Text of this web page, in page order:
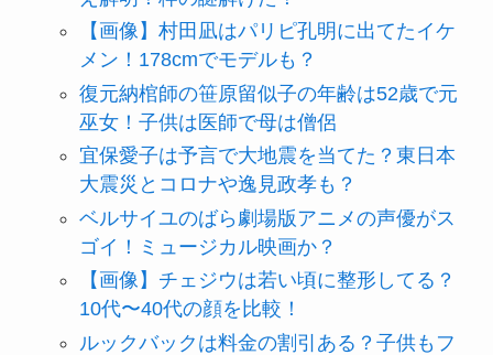
【画像】村田凪はパリピ孔明に出てたイケ
メン！178cmでモデルも？
復元納棺師の笹原留似子の年齢は52歳で元
巫女！子供は医師で母は僧侶
宜保愛子は予言で大地震を当てた？東日本
大震災とコロナや逸見政孝も？
ベルサイユのばら劇場版アニメの声優がス
ゴイ！ミュージカル映画か？
【画像】チェジウは若い頃に整形してる？
10代〜40代の顔を比較！
ルックバックは料金の割引ある？子供もフ